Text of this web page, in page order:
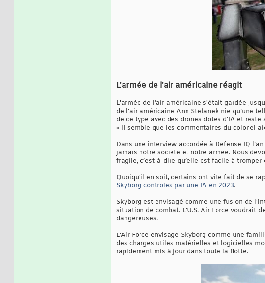
L'armée de l'air américaine réagit
L'armée de l’air américaine s'était gardée
de l’air américaine Ann Stefanek nie qu’une
de ce type avec des drones dotés d’IA et
« Il semble que les commentaires du colonel
Dans une interview accordée à Defense IQ
jamais notre société et notre armée. Nous
fragile, c’est-à-dire qu’elle est facile à tromper
Quoiqu'il en soit, certains ont vite fait de se
Skyborg contrôlés par une IA en 2023.
Skyborg est envisagé comme une fusion de
situation de combat. L’U.S. Air Force voudrait
dangereuses.
L'Air Force envisage Skyborg comme une
des charges utiles matérielles et logicielles
rapidement mis à jour dans toute la flotte.